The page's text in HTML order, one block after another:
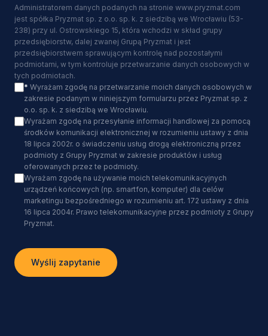
Administratorem danych podanych na stronie www.pryzmat.com
jest spółka Pryzmat sp. z o.o. sp. k. z siedzibą we Wrocławiu (53-
238) przy ul. Ostrowskiego 15, która wchodzi w skład grupy
przedsiębiorstw, dalej zwanej Grupą Pryzmat i jest
przedsiębiorstwem sprawującym kontrolę nad pozostałymi
podmiotami, w tym kontroluje przetwarzanie danych osobowych w
tych podmiotach.
* Wyrażam zgodę na przetwarzanie moich danych osobowych w
zakresie podanym w niniejszym formularzu przez Pryzmat sp. z
o.o. sp. k. z siedzibą we Wrocławiu.
Wyrażam zgodę na przesyłanie informacji handlowej za pomocą
środków komunikacji elektronicznej w rozumieniu ustawy z dnia
18 lipca 2002r. o świadczeniu usług drogą elektroniczną przez
podmioty z Grupy Pryzmat w zakresie produktów i usług
oferowanych przez te podmioty.
Wyrażam zgodę na używanie moich telekomunikacyjnych
urządzeń końcowych (np. smartfon, komputer) dla celów
marketingu bezpośredniego w rozumieniu art. 172 ustawy z dnia
16 lipca 2004r. Prawo telekomunikacyjne przez podmioty z Grupy
Pryzmat.
Wyślij zapytanie